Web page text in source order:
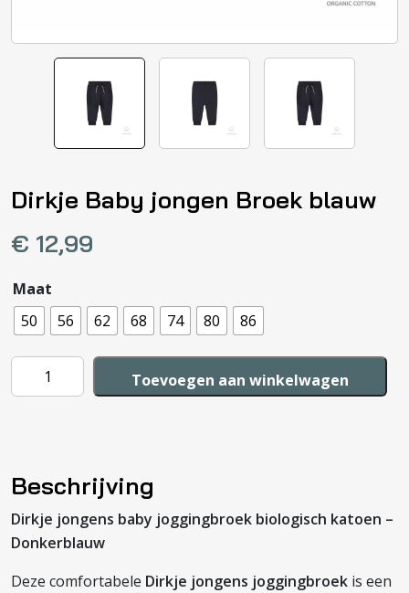
Dirkje Baby jongen Broek blauw
€ 12,99
Maat
50
56 62 68 74 80 86
Dirkje
Baby
aantal
Toevoegen aan winkelwagen
Beschrijving
Dirkje jongens baby joggingbroek biologisch katoen –
Donkerblauw
Deze comfortabele Dirkje jongens joggingbroek is een